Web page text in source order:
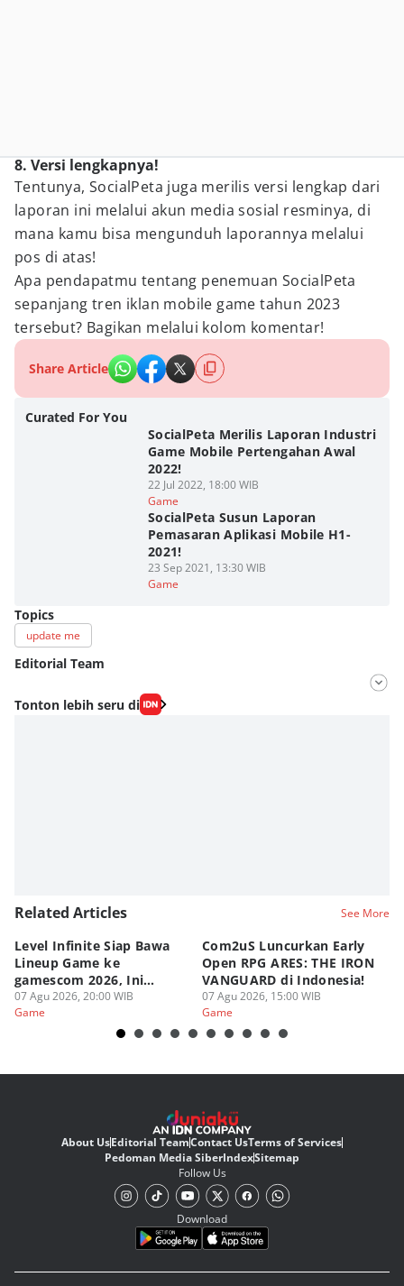
8. Versi lengkapnya!
Tentunya, SocialPeta juga merilis versi lengkap dari
laporan ini melalui akun media sosial resminya, di
mana kamu bisa mengunduh laporannya melalui
pos di atas!
Apa pendapatmu tentang penemuan SocialPeta
sepanjang tren iklan mobile game tahun 2023
tersebut? Bagikan melalui kolom komentar!
Share Article
Curated For You
SocialPeta Merilis Laporan Industri
Game Mobile Pertengahan Awal
2022!
22 Jul 2022, 18:00 WIB
Game
SocialPeta Susun Laporan
Pemasaran Aplikasi Mobile H1-
2021!
23 Sep 2021, 13:30 WIB
Game
Topics
update me
Editorial Team
Editor
Fahrul Razi Uni Nurullah
Tonton lebih seru di
Related Articles See More
Level Infinite Siap Bawa
Lineup Game ke
gamescom 2026, Ini
Judulnya!
07 Agu 2026, 20:00 WIB
Game
Com2uS Luncurkan Early
Open RPG ARES: THE IRON
VANGUARD di Indonesia!
07 Agu 2026, 15:00 WIB
Game
About UsEditorial TeamContact UsTerms of Services
Pedoman Media SiberIndexSitemap
Follow Us
Download